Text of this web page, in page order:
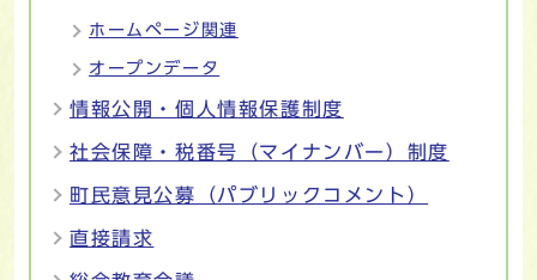
ホームページ関連
オープンデータ
情報公開・個人情報保護制度
社会保障・税番号（マイナンバー）制度
町民意見公募（パブリックコメント）
直接請求